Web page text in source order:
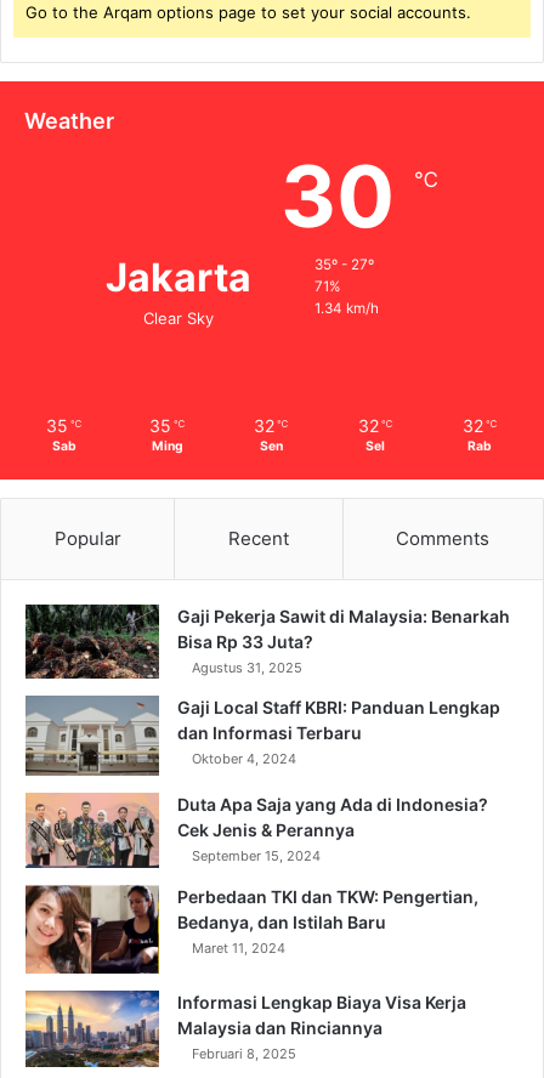
Go to the Arqam options page to set your social accounts.
Weather
Jakarta
Clear Sky
30 ℃
35º - 27º
71%
1.34 km/h
35 ℃
Sab
35 ℃
Ming
32 ℃
Sen
32 ℃
Sel
32 ℃
Rab
Popular Recent Comments
Gaji Pekerja Sawit di Malaysia: Benarkah
Bisa Rp 33 Juta?
Agustus 31, 2025
Gaji Local Staff KBRI: Panduan Lengkap
dan Informasi Terbaru
Oktober 4, 2024
Duta Apa Saja yang Ada di Indonesia?
Cek Jenis & Perannya
September 15, 2024
Perbedaan TKI dan TKW: Pengertian,
Bedanya, dan Istilah Baru
Maret 11, 2024
Informasi Lengkap Biaya Visa Kerja
Malaysia dan Rinciannya
Februari 8, 2025